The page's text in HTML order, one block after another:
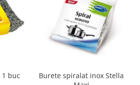
1 buc
Burete spiralat inox Stella